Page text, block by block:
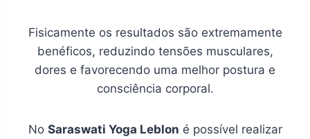
Fisicamente os resultados são extremamente
benéficos, reduzindo tensões musculares,
dores e favorecendo uma melhor postura e
consciência corporal.
No Saraswati Yoga Leblon é possível realizar